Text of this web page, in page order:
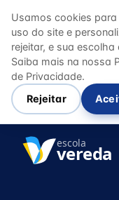
Usamos cookies para
uso do site e
rejeitar, e sua
Saiba mais na nossa
de Privacidade.
Rejeitar
escola
vereda